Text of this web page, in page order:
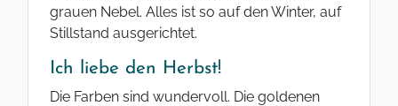
grauen Nebel. Alles ist so auf den Winter, auf
Stillstand ausgerichtet.
Ich liebe den Herbst!
Die Farben sind wundervoll. Die goldenen